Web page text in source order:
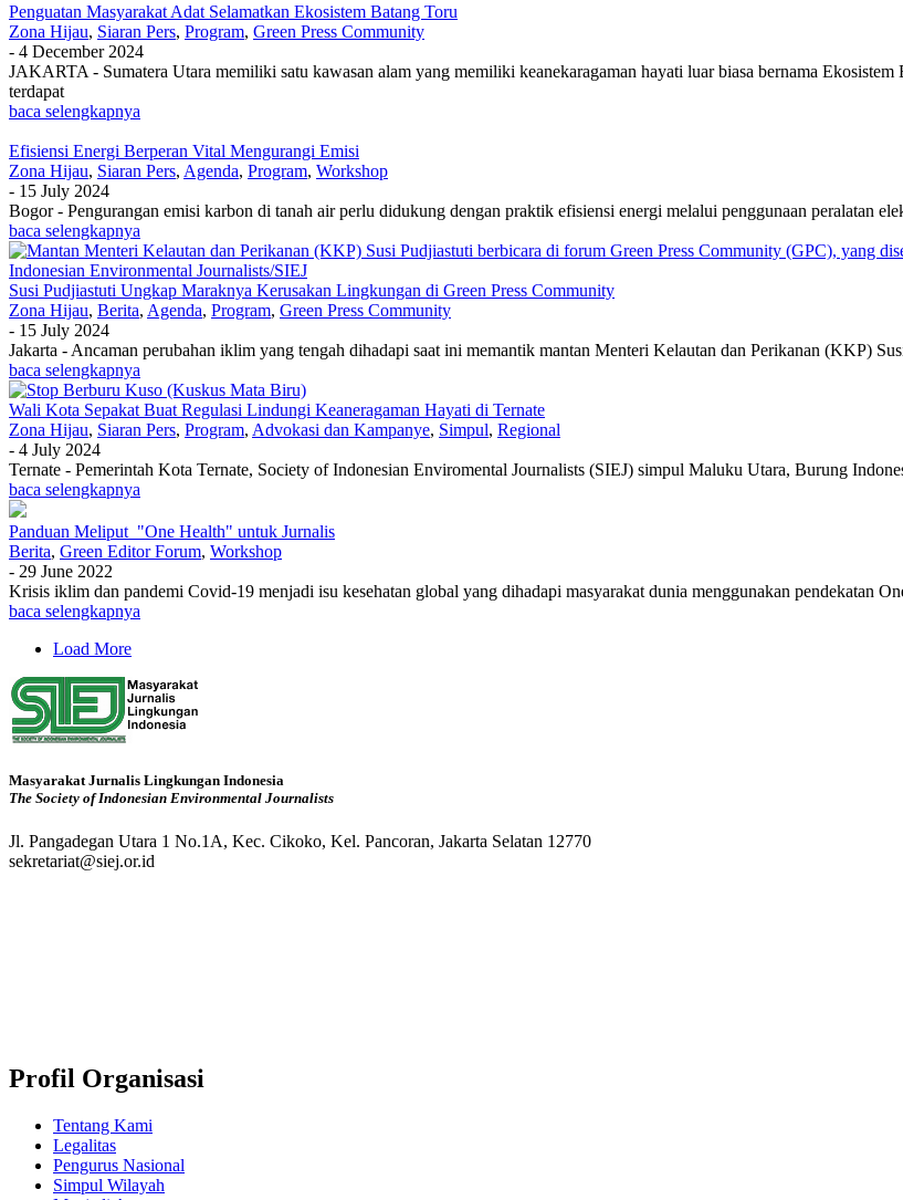
Penguatan Masyarakat Adat Selamatkan Ekosistem Batang Toru
Zona Hijau, Siaran Pers, Program, Green Press Community
- 4 December 2024
JAKARTA - Sumatera Utara memiliki satu kawasan alam yang memiliki keanekaragaman hayati luar biasa bernama
terdapat
baca selengkapnya
Efisiensi Energi Berperan Vital Mengurangi Emisi
Zona Hijau, Siaran Pers, Agenda, Program, Workshop
- 15 July 2024
Bogor - Pengurangan emisi karbon di tanah air perlu didukung dengan praktik efisiensi energi melalui penggunaan peralatan
baca selengkapnya
Susi Pudjiastuti Ungkap Maraknya Kerusakan Lingkungan di Green Press Community
Zona Hijau, Berita, Agenda, Program, Green Press Community
- 15 July 2024
Jakarta - Ancaman perubahan iklim yang tengah dihadapi saat ini memantik mantan Menteri Kelautan dan Perikanan (KKP)
baca selengkapnya
Wali Kota Sepakat Buat Regulasi Lindungi Keaneragaman Hayati di Ternate
Zona Hijau, Siaran Pers, Program, Advokasi dan Kampanye, Simpul, Regional
- 4 July 2024
Ternate - Pemerintah Kota Ternate, Society of Indonesian Enviromental Journalists (SIEJ) simpul Maluku Utara, Burung
baca selengkapnya
Panduan Meliput "One Health" untuk Jurnalis
Berita, Green Editor Forum, Workshop
- 29 June 2022
Krisis iklim dan pandemi Covid-19 menjadi isu kesehatan global yang dihadapi masyarakat dunia menggunakan pendekatan
baca selengkapnya
Load More
Masyarakat Jurnalis Lingkungan Indonesia
The Society of Indonesian Environmental Journalists
Jl. Pangadegan Utara 1 No.1A, Kec. Cikoko, Kel. Pancoran, Jakarta Selatan 12770
sekretariat@siej.or.id
Profil Organisasi
Tentang Kami
Legalitas
Pengurus Nasional
Simpul Wilayah